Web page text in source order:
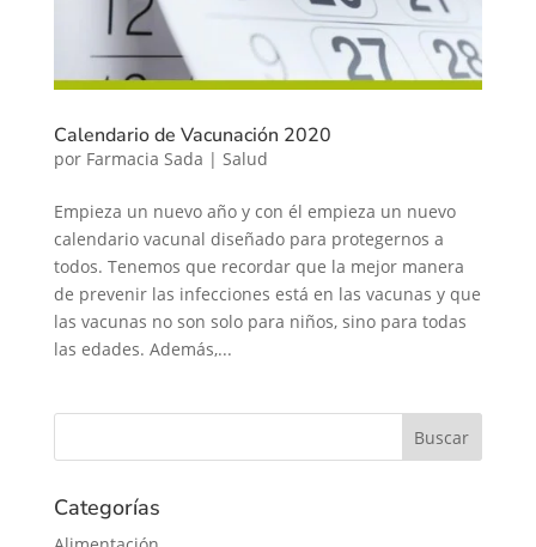
Calendario de Vacunación 2020
por Farmacia Sada | Salud
Empieza un nuevo año y con él empieza un nuevo
calendario vacunal diseñado para protegernos a
todos. Tenemos que recordar que la mejor manera
de prevenir las infecciones está en las vacunas y que
las vacunas no son solo para niños, sino para todas
las edades. Además,...
Categorías